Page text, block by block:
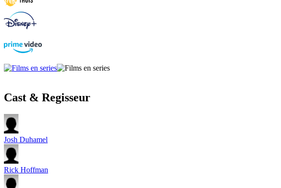
Cast & Regisseur
Josh Duhamel
Rick Hoffman